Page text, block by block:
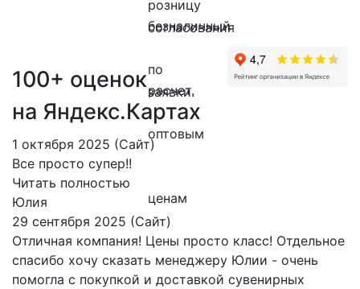
100+ оценок
на Яндекс.Картах
1 октября 2025 (Сайт)
Все просто супер!!
Читать полностью
Юлия
29 сентября 2025 (Сайт)
Отличная компания! Цены просто класс! Отдельное
спасибо хочу сказать менеджеру Юлии - очень
помогла с покупкой и доставкой сувенирных